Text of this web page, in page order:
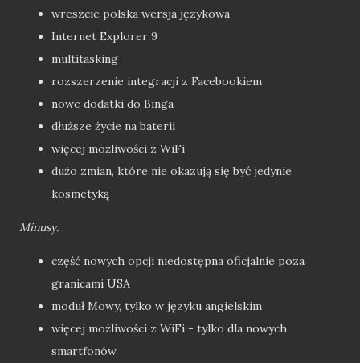
wreszcie polska wersja językowa
Internet Explorer 9
multitasking
rozszerzenie integracji z Facebookiem
nowe dodatki do Binga
dłuższe życie na baterii
więcej możliwości z WiFi
dużo zmian, które nie okazują się być jedynie
kosmetyką
Minusy:
część nowych opcji niedostępna oficjalnie poza
granicami USA
moduł Mowy, tylko w języku angielskim
więcej możliwości z WiFi - tylko dla nowych
smartfonów